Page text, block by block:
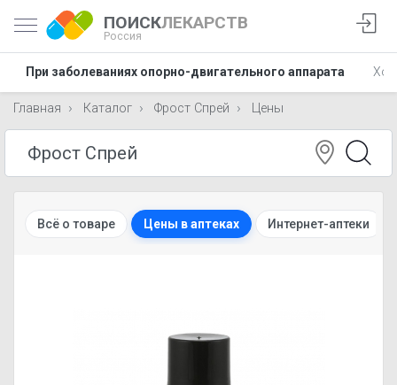
ПОИСКЛЕКАРСТВ
Россия
При заболеваниях опорно-двигательного аппарата
Главная Каталог Фрост Спрей Цены
Всё о товаре Цены в аптеках Интернет-аптеки